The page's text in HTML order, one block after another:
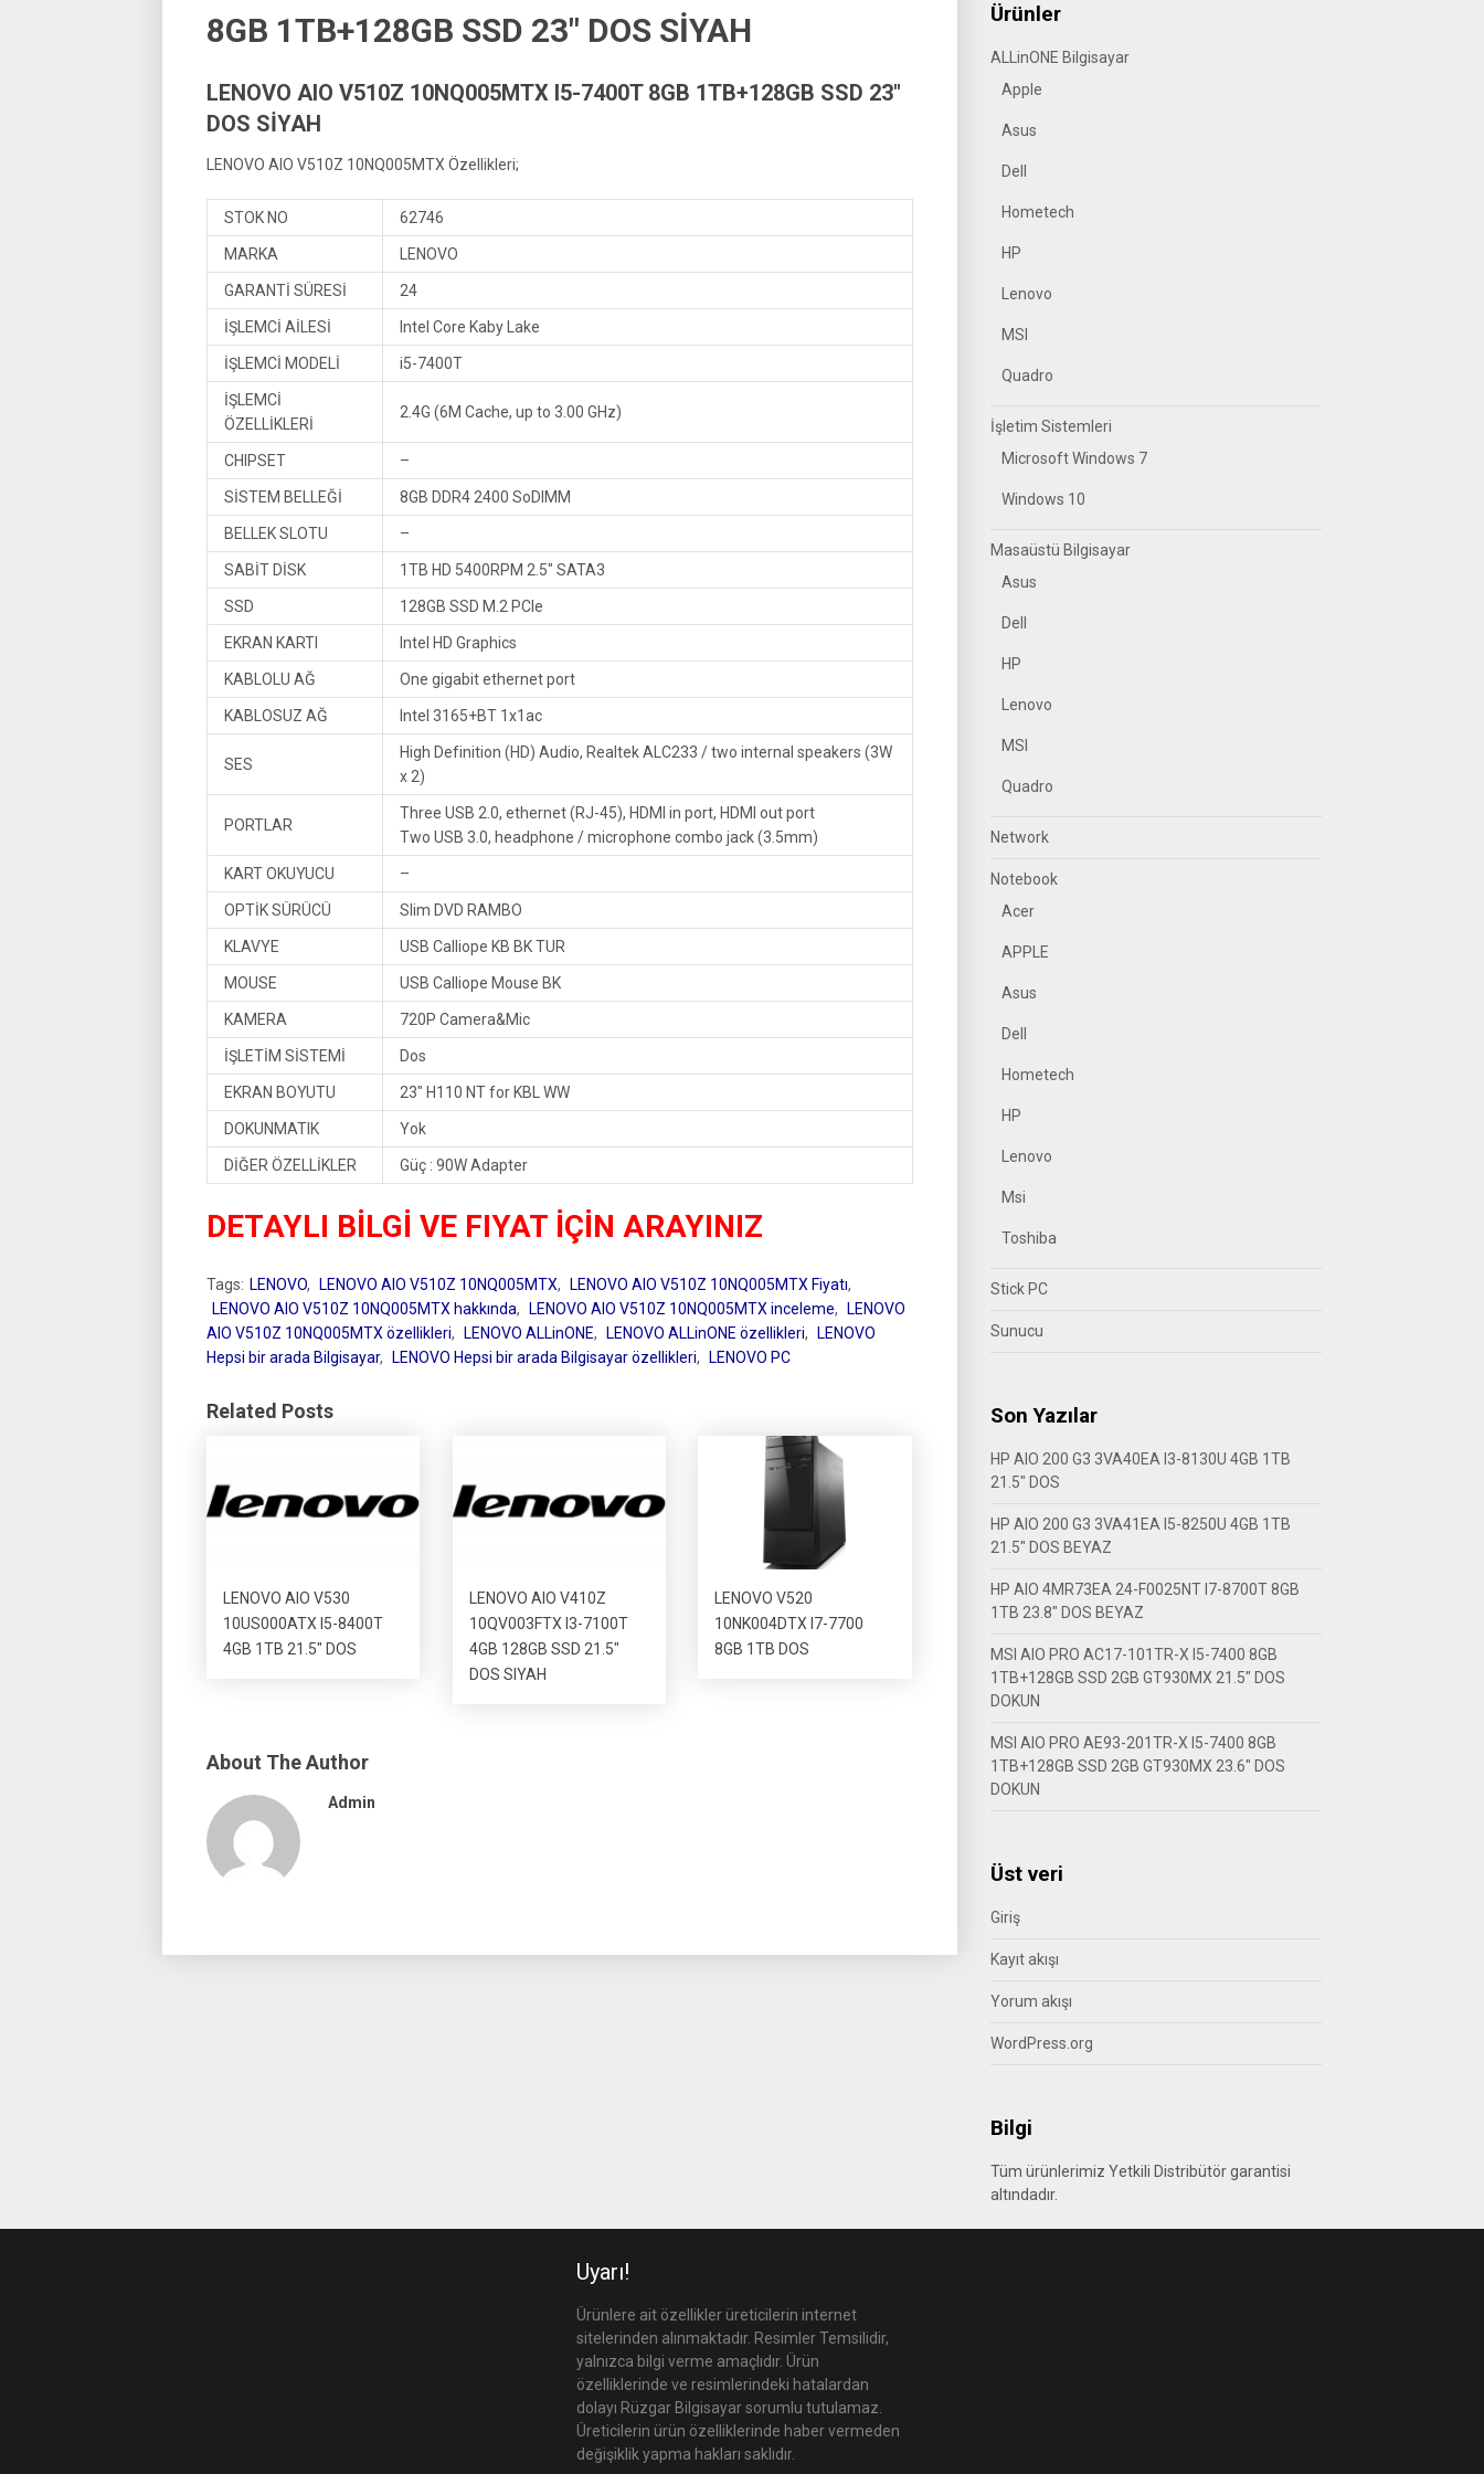
8GB 1TB+128GB SSD 23″ DOS SİYAH
LENOVO AIO V510Z 10NQ005MTX I5-7400T 8GB 1TB+128GB SSD 23″
DOS SİYAH
LENOVO AIO V510Z 10NQ005MTX Özellikleri;
STOK NO 62746
MARKA LENOVO
GARANTİ SÜRESİ 24
İŞLEMCİ AİLESİ Intel Core Kaby Lake
İŞLEMCİ MODELİ i5-7400T
İŞLEMCİ
ÖZELLİKLERİ
2.4G (6M Cache, up to 3.00 GHz)
CHIPSET –
SİSTEM BELLEĞİ 8GB DDR4 2400 SoDIMM
BELLEK SLOTU –
SABİT DİSK 1TB HD 5400RPM 2.5″ SATA3
SSD 128GB SSD M.2 PCIe
EKRAN KARTI Intel HD Graphics
KABLOLU AĞ One gigabit ethernet port
KABLOSUZ AĞ Intel 3165+BT 1x1ac
SES
High Definition (HD) Audio, Realtek ALC233 / two internal speakers (3W
x 2)
PORTLAR
Three USB 2.0, ethernet (RJ-45), HDMI in port, HDMI out port
Two USB 3.0, headphone / microphone combo jack (3.5mm)
KART OKUYUCU –
OPTİK SÜRÜCÜ Slim DVD RAMBO
KLAVYE USB Calliope KB BK TUR
MOUSE USB Calliope Mouse BK
KAMERA 720P Camera&Mic
İŞLETİM SİSTEMİ Dos
EKRAN BOYUTU 23″ H110 NT for KBL WW
DOKUNMATIK Yok
DİĞER ÖZELLİKLER Güç : 90W Adapter
DETAYLI BİLGİ VE FIYAT İÇİN ARAYINIZ
Tags: LENOVO, LENOVO AIO V510Z 10NQ005MTX, LENOVO AIO V510Z 10NQ005MTX Fiyatı,
LENOVO AIO V510Z 10NQ005MTX hakkında, LENOVO AIO V510Z 10NQ005MTX inceleme,
LENOVO
AIO V510Z 10NQ005MTX özellikleri, LENOVO ALLinONE, LENOVO ALLinONE özellikleri,
LENOVO
Hepsi bir arada Bilgisayar, LENOVO Hepsi bir arada Bilgisayar özellikleri, LENOVO PC
Related Posts
LENOVO AIO V530
10US000ATX I5-8400T
4GB 1TB 21.5″ DOS
LENOVO AIO V410Z
10QV003FTX I3-7100T
4GB 128GB SSD 21.5″
DOS SIYAH
LENOVO V520
10NK004DTX I7-7700
8GB 1TB DOS
About The Author
Admin
Ürünler
ALLinONE Bilgisayar
Apple
Asus
Dell
Hometech
HP
Lenovo
MSI
Quadro
İşletim Sistemleri
Microsoft Windows 7
Windows 10
Masaüstü Bilgisayar
Asus
Dell
HP
Lenovo
MSI
Quadro
Network
Notebook
Acer
APPLE
Asus
Dell
Hometech
HP
Lenovo
Msi
Toshiba
Stick PC
Sunucu
Son Yazılar
HP AIO 200 G3 3VA40EA I3-8130U 4GB 1TB
21.5″ DOS
HP AIO 200 G3 3VA41EA I5-8250U 4GB 1TB
21.5″ DOS BEYAZ
HP AIO 4MR73EA 24-F0025NT I7-8700T 8GB
1TB 23.8″ DOS BEYAZ
MSI AIO PRO AC17-101TR-X I5-7400 8GB
1TB+128GB SSD 2GB GT930MX 21.5″ DOS
DOKUN
MSI AIO PRO AE93-201TR-X I5-7400 8GB
1TB+128GB SSD 2GB GT930MX 23.6″ DOS
DOKUN
Üst veri
Giriş
Kayıt akışı
Yorum akışı
WordPress.org
Bilgi
Tüm ürünlerimiz Yetkili Distribütör garantisi
altındadır.
Uyarı!
Ürünlere ait özellikler üreticilerin internet
sitelerinden alınmaktadır. Resimler Temsilidir,
yalnızca bilgi verme amaçlıdır. Ürün
özelliklerinde ve resimlerindeki hatalardan
dolayı Rüzgar Bilgisayar sorumlu tutulamaz.
Üreticilerin ürün özelliklerinde haber vermeden
değişiklik yapma hakları saklıdır.